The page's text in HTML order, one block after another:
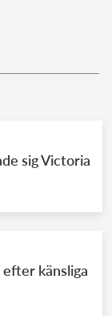
sig Victoria
känsliga